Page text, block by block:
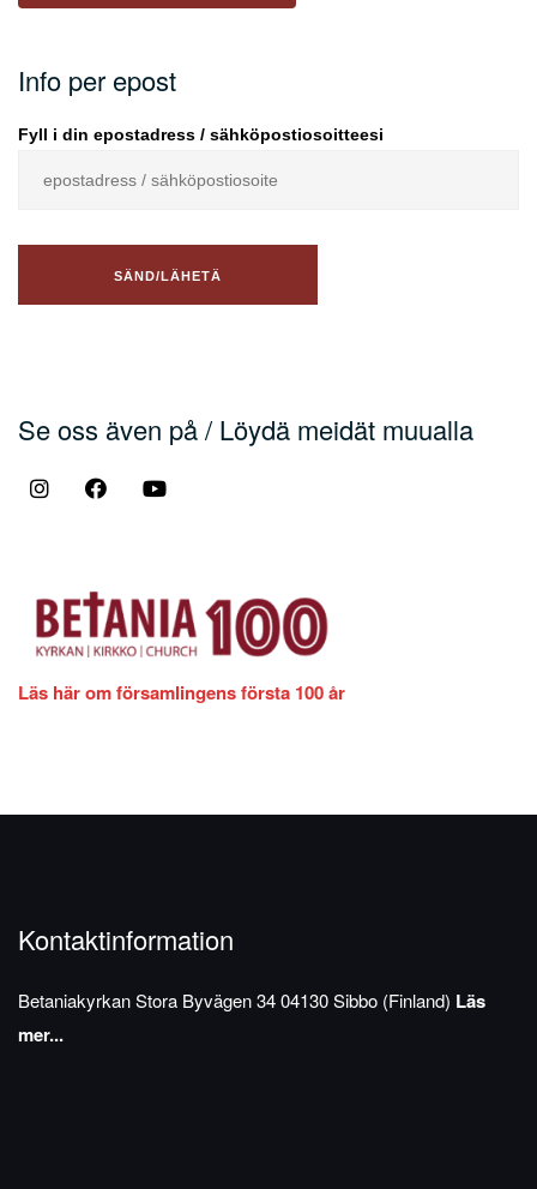
Info per epost
Fyll i din epostadress / sähköpostiosoitteesi
Se oss även på / Löydä meidät muualla
Läs här om församlingens första 100 år
Kontaktinformation
BetaniakyrkanStora Byvägen 3404130 Sibbo (Finland) Läs
mer...